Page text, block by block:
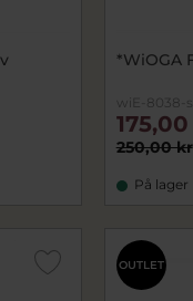
*WiOGA
wiE-8038-s
250,00 kr
På lager
OUTLET